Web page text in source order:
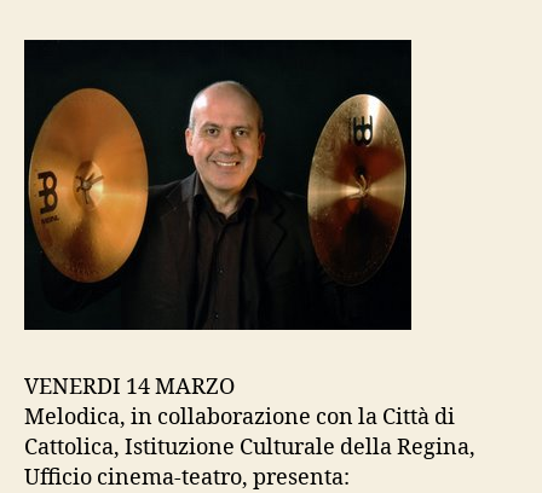
VENERDI 14 MARZO
Melodica, in collaborazione con la Città di
Cattolica, Istituzione Culturale della Regina,
Ufficio cinema-teatro, presenta: